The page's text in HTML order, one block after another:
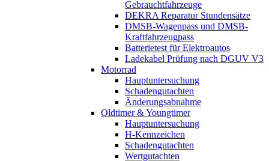
Gebrauchtfahrzeuge
DEKRA Reparatur Stundensätze
DMSB-Wagenpass und DMSB-
Kraftfahrzeugpass
Batterietest für Elektroautos
Ladekabel Prüfung nach DGUV V3
Motorrad
Hauptuntersuchung
Schadengutachten
Änderungsabnahme
Oldtimer & Youngtimer
Hauptuntersuchung
H-Kennzeichen
Schadengutachten
Wertgutachten